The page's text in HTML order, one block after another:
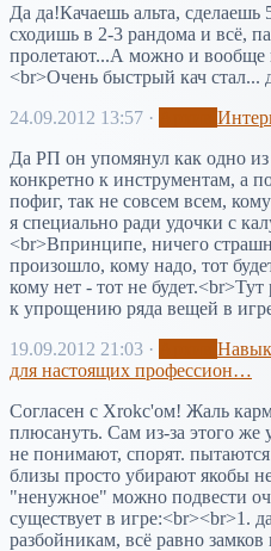
Да да!Качаешь альта, сделаешь
сходишь в 2-3 рандома и всё,
пролетают...А можно и вообще
<br>Очень быстрый кач
24.09.2012 13:57 ·
Да РП он упомянул как одно
конкретно к инструментам, а
пофиг, так не совсем всем,
я специально ради удочки с
<br>Впринципе, ничего
произошло, кому надо, тот
кому нет - тот не
к упрощению ряда вещей в
19.09.2012 21:03 ·
для настоящих профессион…
Согласен с Xrokc'ом! Жаль
плюсануть. Сам из-за этого
не понимают, спорят. пытаются
близы просто убирают якобы
"ненужное" можно подвести
существует в игре:<br><br>1.
разбойникам, всё равно